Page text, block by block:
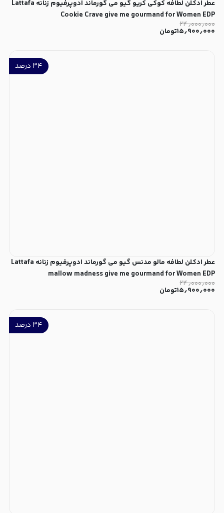
عطر ادکلن لطافه کوکی کریو گیو می گورماند ادوپرفیوم زنانه Lattafa
Cookie Crave give me gourmand for Women EDP
۲۴٫۰۰۰٫۰۰۰
۱۵٫۹۰۰٫۰۰۰تومان
۳۴ درصد
عطر ادکلن لطافه مالو مدنس گیو می گورماند ادوپرفیوم زنانه Lattafa
mallow madness give me gourmand for Women EDP
۲۴٫۰۰۰٫۰۰۰
۱۵٫۹۰۰٫۰۰۰تومان
۳۴ درصد